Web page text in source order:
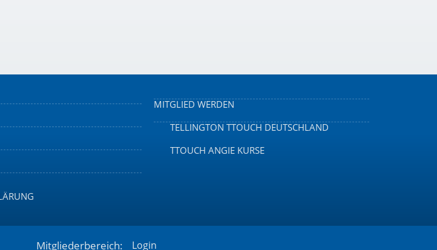
MITGLIED WERDEN
TELLINGTON TTOUCH DEUTSCHLAND
TTOUCH ANGIE KURSE
Mitgliederbereich: Login